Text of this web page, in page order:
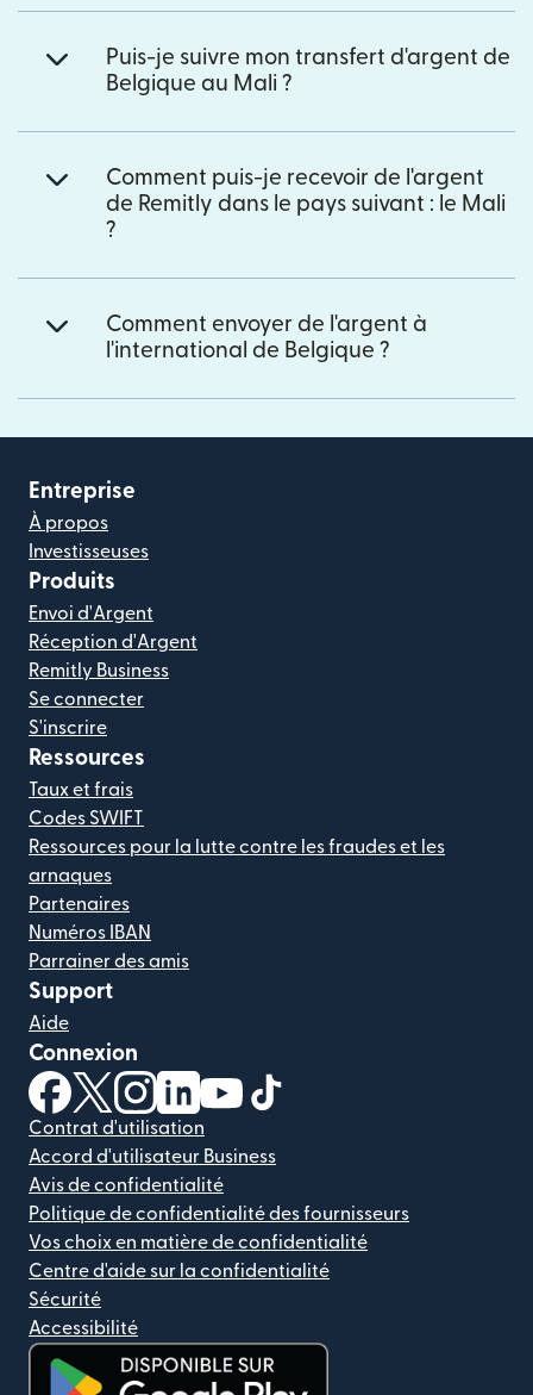
Puis-je suivre mon transfert d'argent de
Belgique au Mali ?
Comment puis-je recevoir de l'argent
de Remitly dans le pays suivant : le Mali
?
Comment envoyer de l'argent à
l'international de Belgique ?
Entreprise
À propos
Investisseuses
Produits
Envoi d'Argent
Réception d'Argent
Remitly Business
Se connecter
S'inscrire
Ressources
Taux et frais
Codes SWIFT
Ressources pour la lutte contre les fraudes et les
arnaques
Partenaires
Numéros IBAN
Parrainer des amis
Support
Aide
Connexion
(s'ouvre dans une nouvelle fenêtre)
(s'ouvre dans une nouvelle fenêtre)
(s'ouvre dans une nouvelle fenêtre)
(s'ouvre dans une nouvelle fenêtre)
(s'ouvre dans une nouvelle
Contrat d'utilisation
Accord d'utilisateur Business
Avis de confidentialité
Politique de confidentialité des fournisseurs
Vos choix en matière de confidentialité
Centre d'aide sur la confidentialité
Sécurité
Accessibilité